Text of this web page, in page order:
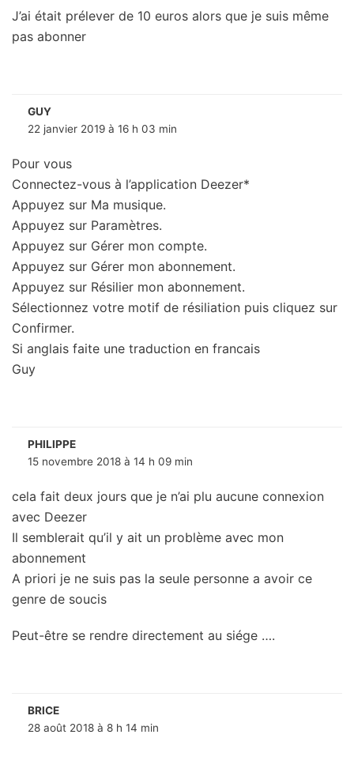
J’ai était prélever de 10 euros alors que je suis même
pas abonner
GUY
22 janvier 2019 à 16 h 03 min
Pour vous
Connectez-vous à l’application Deezer*
Appuyez sur Ma musique.
Appuyez sur Paramètres.
Appuyez sur Gérer mon compte.
Appuyez sur Gérer mon abonnement.
Appuyez sur Résilier mon abonnement.
Sélectionnez votre motif de résiliation puis cliquez sur
Confirmer.
Si anglais faite une traduction en francais
Guy
PHILIPPE
15 novembre 2018 à 14 h 09 min
cela fait deux jours que je n’ai plu aucune connexion
avec Deezer
Il semblerait qu’il y ait un problème avec mon
abonnement
A priori je ne suis pas la seule personne a avoir ce
genre de soucis
Peut-être se rendre directement au siége ….
BRICE
28 août 2018 à 8 h 14 min